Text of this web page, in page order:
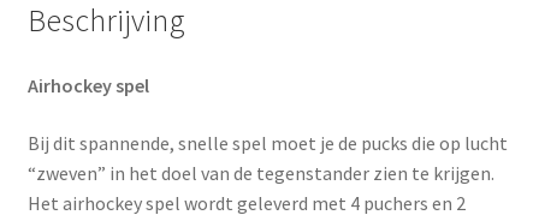
Beschrijving
Airhockey spel
Bij dit spannende, snelle spel moet je de pucks die op lucht
“zweven” in het doel van de tegenstander zien te krijgen.
Het airhockey spel wordt geleverd met 4 puchers en 2